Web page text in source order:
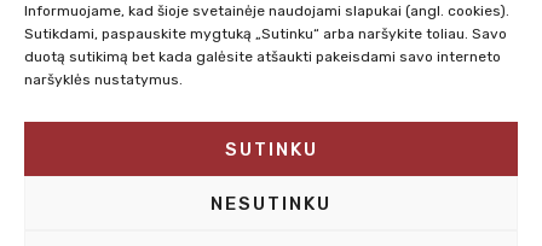
Informuojame, kad šioje svetainėje naudojami slapukai (angl. cookies).
Sutikdami, paspauskite mygtuką „Sutinku“ arba naršykite toliau. Savo
duotą sutikimą bet kada galėsite atšaukti pakeisdami savo interneto
naršyklės nustatymus.
SUTINKU
NESUTINKU
Susisiekti su mumis